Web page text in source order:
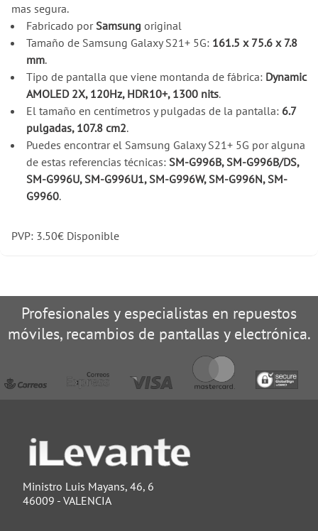
mas segura.
Fabricado porSamsung original
Tamaño de Samsung Galaxy S21+ 5G: 161.5 x 75.6 x 7.8
mm.
Tipo de pantalla que viene montanda de fábrica: Dynamic
AMOLED 2X, 120Hz, HDR10+, 1300 nits.
El tamaño en centímetros y pulgadas de la pantalla: 6.7
pulgadas, 107.8 cm2.
Puedes encontrar el Samsung Galaxy S21+ 5G por alguna
de estas referencias técnicas: SM-G996B, SM-G996B/DS,
SM-G996U, SM-G996U1, SM-G996W, SM-G996N, SM-
G9960.
PVP: 3.50€ Disponible
Profesionales y especialistas en repuestos
móviles, recambios de pantallas y electrónica.
Ministro Luis Mayans, 46, 6
46009 - VALENCIA